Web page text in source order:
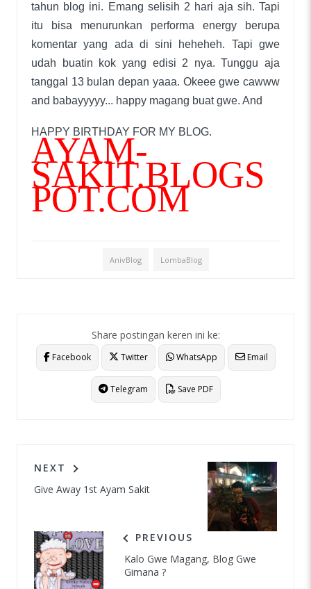
tahun blog ini. Emang selisih 2 hari aja sih. Tapi
itu bisa menurunkan performa energy berupa
komentar yang ada di sini heheheh. Tapi gwe
udah buatin kok yang edisi 2 nya. Tunggu aja
tanggal 13 bulan depan yaaa. Okeee gwe cawww
and babayyyyy... happy magang buat gwe. And
HAPPY BIRTHDAY FOR MY BLOG.
AYAM-
SAKIT.BLOGS
POT.COM
AnivBlog LombaBlog
Share postingan keren ini ke:
Facebook Twitter WhatsApp Email
Telegram Save PDF
NEXT
Give Away 1st Ayam Sakit
PREVIOUS
Kalo Gwe Magang, Blog Gwe
Gimana ?